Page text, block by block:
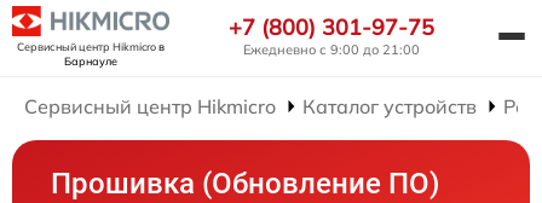
Сервисный центр Hikmicroв
Барнауле
+7 (800) 301-97-75
Ежедневно с 9:00 до 21:00
Сервисный центр Hikmicro Каталог устройств
Прошивка (Обновление ПО)